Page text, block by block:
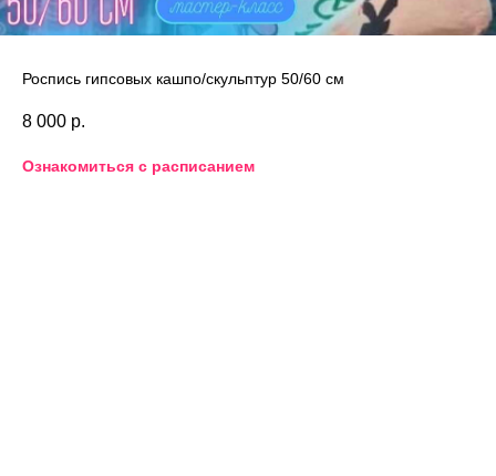
Роспись гипсовых кашпо/скульптур 50/60 см
8 000 р.
Ознакомиться с расписанием